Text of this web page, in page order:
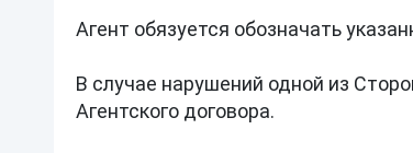
Агент обязуется обозначать
В случае нарушений одной из
Агентского договора.